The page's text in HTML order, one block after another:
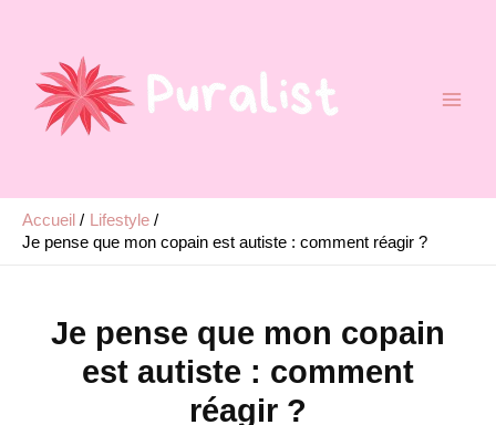
Accueil
Lifestyle
Je pense que mon copain est autiste : comment réagir ?
Je pense que mon copain
est autiste : comment
réagir ?